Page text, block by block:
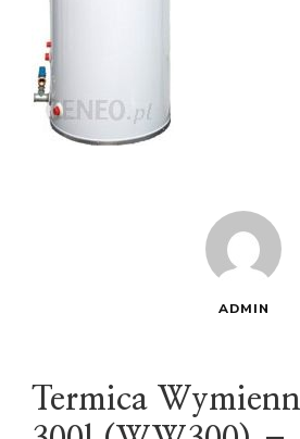
ADMIN
Termica